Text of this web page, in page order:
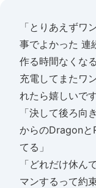
「とりあえずワ
事でよかった 連
作る時間なくな
充電してまたワ
れたら嬉しいです
「決して後ろ向
からのDragonと
てる」
「どれだけ休ん
マンするって約